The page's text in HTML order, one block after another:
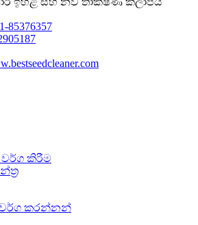
85376357
කිරීම
කරන්නන්